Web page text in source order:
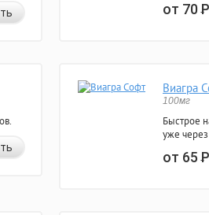
от 70Р
Виагра
100мг
Быстрое
уже
от 65Р